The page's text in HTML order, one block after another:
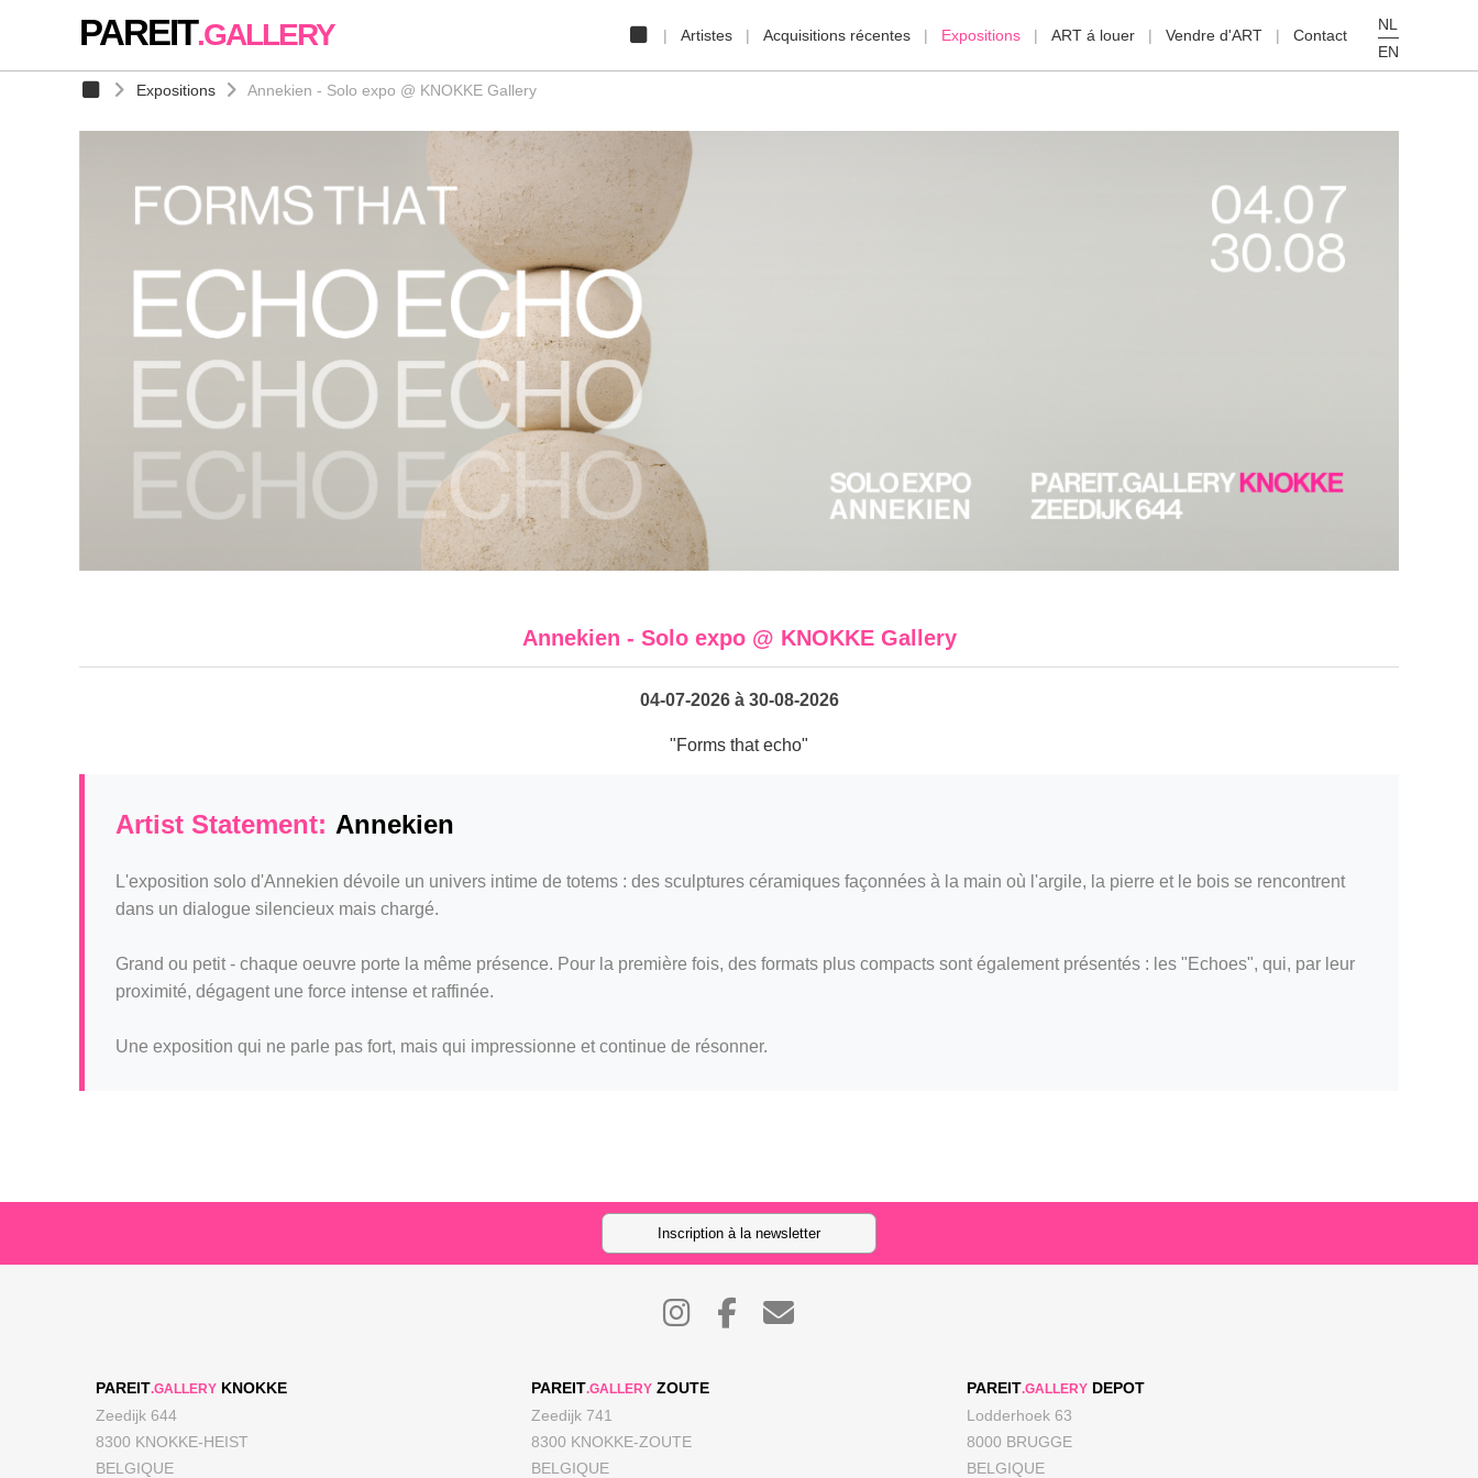
NL
EN
Artistes Acquisitions récentes Expositions ART á louer Vendre d'ART Contact
PAREIT.GALLERY
Expositions Annekien - Solo expo @ KNOKKE Gallery
Annekien - Solo expo @ KNOKKE Gallery
04-07-2026 à 30-08-2026
"Forms that echo"
Artist Statement: Annekien
L'exposition solo d'Annekien dévoile un univers intime de totems : des sculptures céramiques façonnées à la main où l'argile, la pierre et le bois se rencontrent
dans un dialogue silencieux mais chargé.
Grand ou petit - chaque oeuvre porte la même présence. Pour la première fois, des formats plus compacts sont également présentés : les "Echoes", qui, par leur
proximité, dégagent une force intense et raffinée.
Une exposition qui ne parle pas fort, mais qui impressionne et continue de résonner.
Inscription à la newsletter
PAREIT.GALLERY KNOKKE
Zeedijk 644
8300 KNOKKE-HEIST
BELGIQUE
PAREIT.GALLERY ZOUTE
Zeedijk 741
8300 KNOKKE-ZOUTE
BELGIQUE
PAREIT.GALLERY DEPOT
Lodderhoek 63
8000 BRUGGE
BELGIQUE